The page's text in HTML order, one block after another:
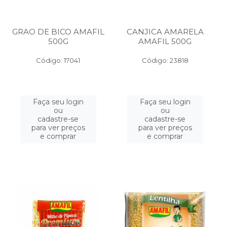
GRAO DE BICO AMAFIL
500G
Código: 17041
Faça seu login
ou
cadastre-se
para ver preços
e comprar
CANJICA AMARELA
AMAFIL 500G
Código: 23818
Faça seu login
ou
cadastre-se
para ver preços
e comprar